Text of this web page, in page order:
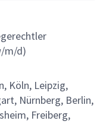
m/d)
Köln, Leipzig,
Nürnberg, Berlin,
Freiberg,